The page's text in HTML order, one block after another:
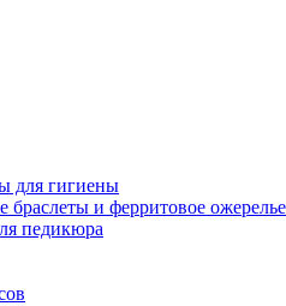
для гигиены
браслеты и ферритовое ожерелье
педикюра